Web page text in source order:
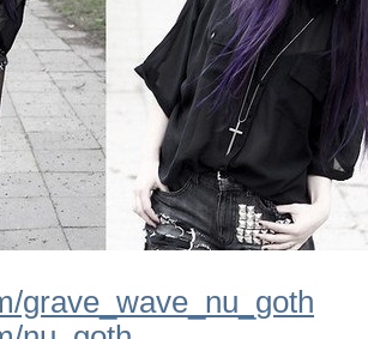
grave_wave_nu_goth